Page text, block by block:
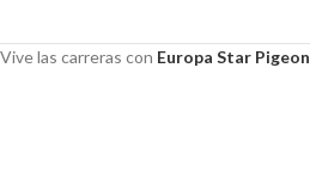
Vive las carreras con Europa Star Pigeon